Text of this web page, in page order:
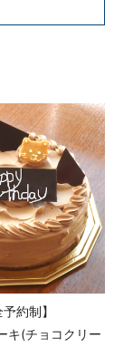
予約制】
キ(チョコクリー